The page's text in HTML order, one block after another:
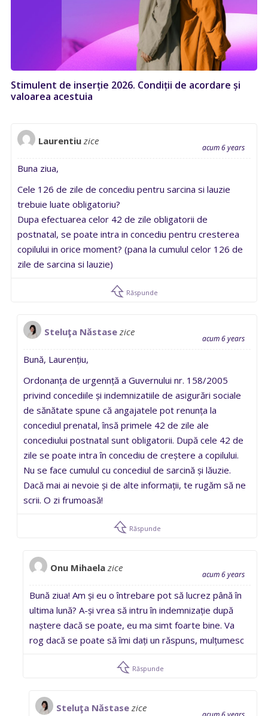
Stimulent de inserție 2026. Condiții de acordare și
valoarea acestuia
Laurentiu zice
acum 6 years
Buna ziua,
Cele 126 de zile de concediu pentru sarcina si lauzie
trebuie luate obligatoriu?
Dupa efectuarea celor 42 de zile obligatorii de
postnatal, se poate intra in concediu pentru cresterea
copilului in orice moment? (pana la cumulul celor 126 de
zile de sarcina si lauzie)
Răspunde
Steluţa Năstase zice
acum 6 years
Bună, Laurențiu,
Ordonanța de urgennță a Guvernului nr. 158/2005
privind concediile și indemnizatiile de asigurări sociale
de sănătate spune că angajatele pot renunța la
concediul prenatal, însă primele 42 de zile ale
concediului postnatal sunt obligatorii. După cele 42 de
zile se poate intra în concediu de creștere a copilului.
Nu se face cumulul cu concediul de sarcină și lăuzie.
Dacă mai ai nevoie și de alte informații, te rugăm să ne
scrii. O zi frumoasă!
Răspunde
Onu Mihaela zice
acum 6 years
Bună ziua! Am și eu o întrebare pot să lucrez până în
ultima lună? A-și vrea să intru în indemnizație după
naștere dacă se poate, eu ma simt foarte bine. Va
rog dacă se poate să îmi dați un răspuns, mulțumesc
Răspunde
Steluţa Năstase zice